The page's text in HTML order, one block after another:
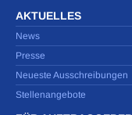
AKTUELLES
News
Presse
Neueste Ausschreibungen
Stellenangebote